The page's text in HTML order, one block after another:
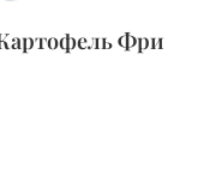
Фри